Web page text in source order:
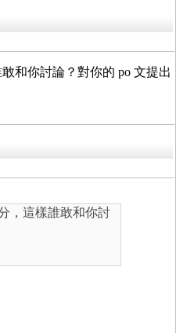
和你討論？對你的 po 文提出
，這樣誰敢和你討